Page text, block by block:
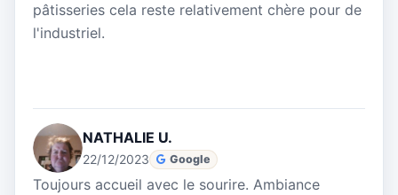
pâtisseries cela reste relativement chère pour de
l'industriel.
NATHALIE U.
22/12/2023 Google
Toujours accueil avec le sourire. Ambiance